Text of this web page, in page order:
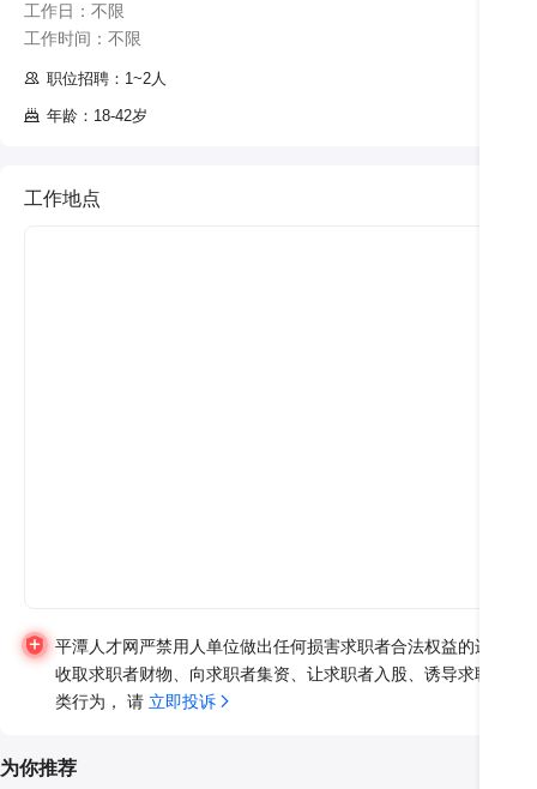
工作日：不限
工作时间：不限
职位招聘：1~2人
年龄：18-42岁
工作地点
平潭人才网严禁用人单位做出任何损害求职者合法权益的违法违
收取求职者财物、向求职者集资、让求职者入股、诱导求职者异
类行为， 请 立即投诉
为你推荐